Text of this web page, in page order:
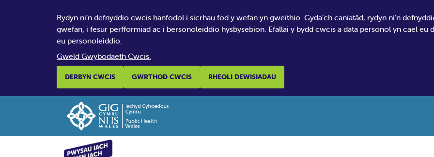
Rydyn ni’n defnyddio cwcis hanfodol i sicrhau fod y wefan yn gweithio. Gyda’ch caniatâd, rydyn ni’n
gwefan, i fesur perfformiad ac i bersonoleiddio hysbysebion. Efallai y bydd cwcis a data personol yn cael eu
eu personoleiddio.
Gweld Gwybodaeth Cwcis.
DERBYN CWCIS GWRTHOD CWCIS RHEOLI DEWISIADAU